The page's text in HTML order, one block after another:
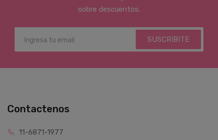
sobre descuentos.
SUSCRIBITE
Contactenos
11-6871-1977